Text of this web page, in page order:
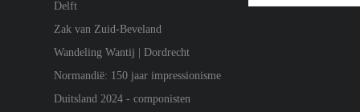
Delft
Zak van Zuid-Beveland
Wandeling Wantij | Dordrecht
Normandië: 150 jaar impressionisme
Duitsland 2024 - componisten